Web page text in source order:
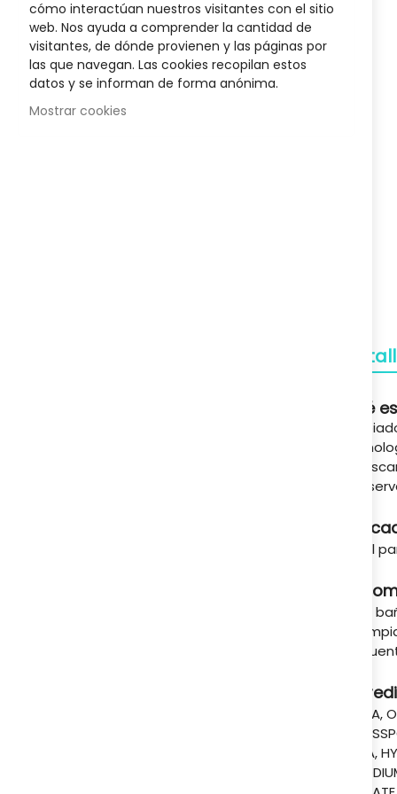
Qué
y
Ideal
En la
un
AQUA,
EDTA,
Silver Hair
Biotyne Innovative Rueber
34,27 €
Posible descuento 3,00 €
48,95 €
cómo interactúan nuestros visitantes con el sitio
web. Nos ayuda a comprender la cantidad de
visitantes, de dónde provienen y las páginas por
las que navegan. Las cookies recopilan estos
datos y se informan de forma anónima.
Mostrar cookies